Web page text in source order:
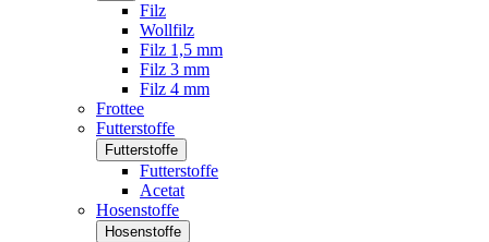
Filz
Wollfilz
Filz 1,5 mm
Filz 3 mm
Filz 4 mm
Frottee
Futterstoffe
Futterstoffe
Futterstoffe
Acetat
Hosenstoffe
Hosenstoffe